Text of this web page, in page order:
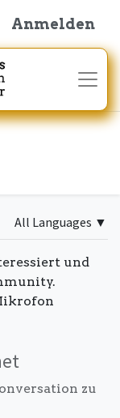
Anmelden
All Languages ▼
und
zu